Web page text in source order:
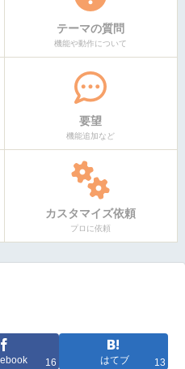
テーマの質問
機能や動作について
要望
機能追加など
カスタマイズ依頼
プロに依頼
16 はてブ 13